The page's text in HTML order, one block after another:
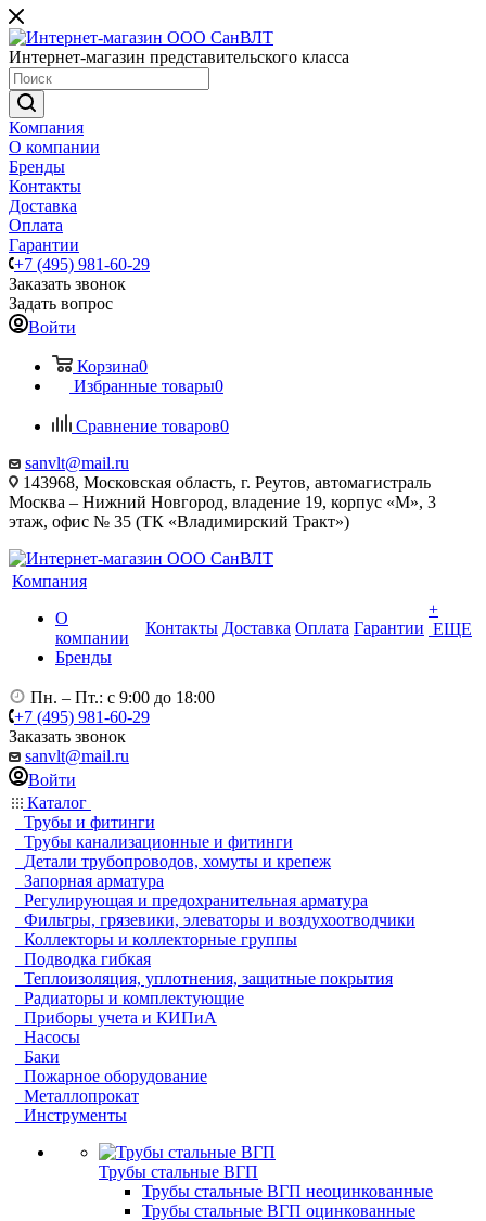
Интернет-магазин представительского класса
Компания
О компании
Бренды
Контакты
Доставка
Оплата
Гарантии
+7 (495) 981-60-29
Заказать звонок
Задать вопрос
Войти
Корзина0
Избранные товары0
Сравнение товаров0
sanvlt@mail.ru
143968, Московская область, г. Реутов, автомагистраль
Москва – Нижний Новгород, владение 19, корпус «М», 3
этаж, офис № 35 (ТК «Владимирский Тракт»)
Компания
О
компании
Бренды
Контакты Доставка Оплата Гарантии
+
ЕЩЕ
Пн. – Пт.: с 9:00 до 18:00
+7 (495) 981-60-29
Заказать звонок
sanvlt@mail.ru
Войти
Каталог
Трубы и фитинги
Трубы канализационные и фитинги
Детали трубопроводов, хомуты и крепеж
Запорная арматура
Регулирующая и предохранительная арматура
Фильтры, грязевики, элеваторы и воздухоотводчики
Коллекторы и коллекторные группы
Подводка гибкая
Теплоизоляция, уплотнения, защитные покрытия
Радиаторы и комплектующие
Приборы учета и КИПиА
Насосы
Баки
Пожарное оборудование
Металлопрокат
Инструменты
Трубы стальные ВГП
Трубы стальные ВГП неоцинкованные
Трубы стальные ВГП оцинкованные